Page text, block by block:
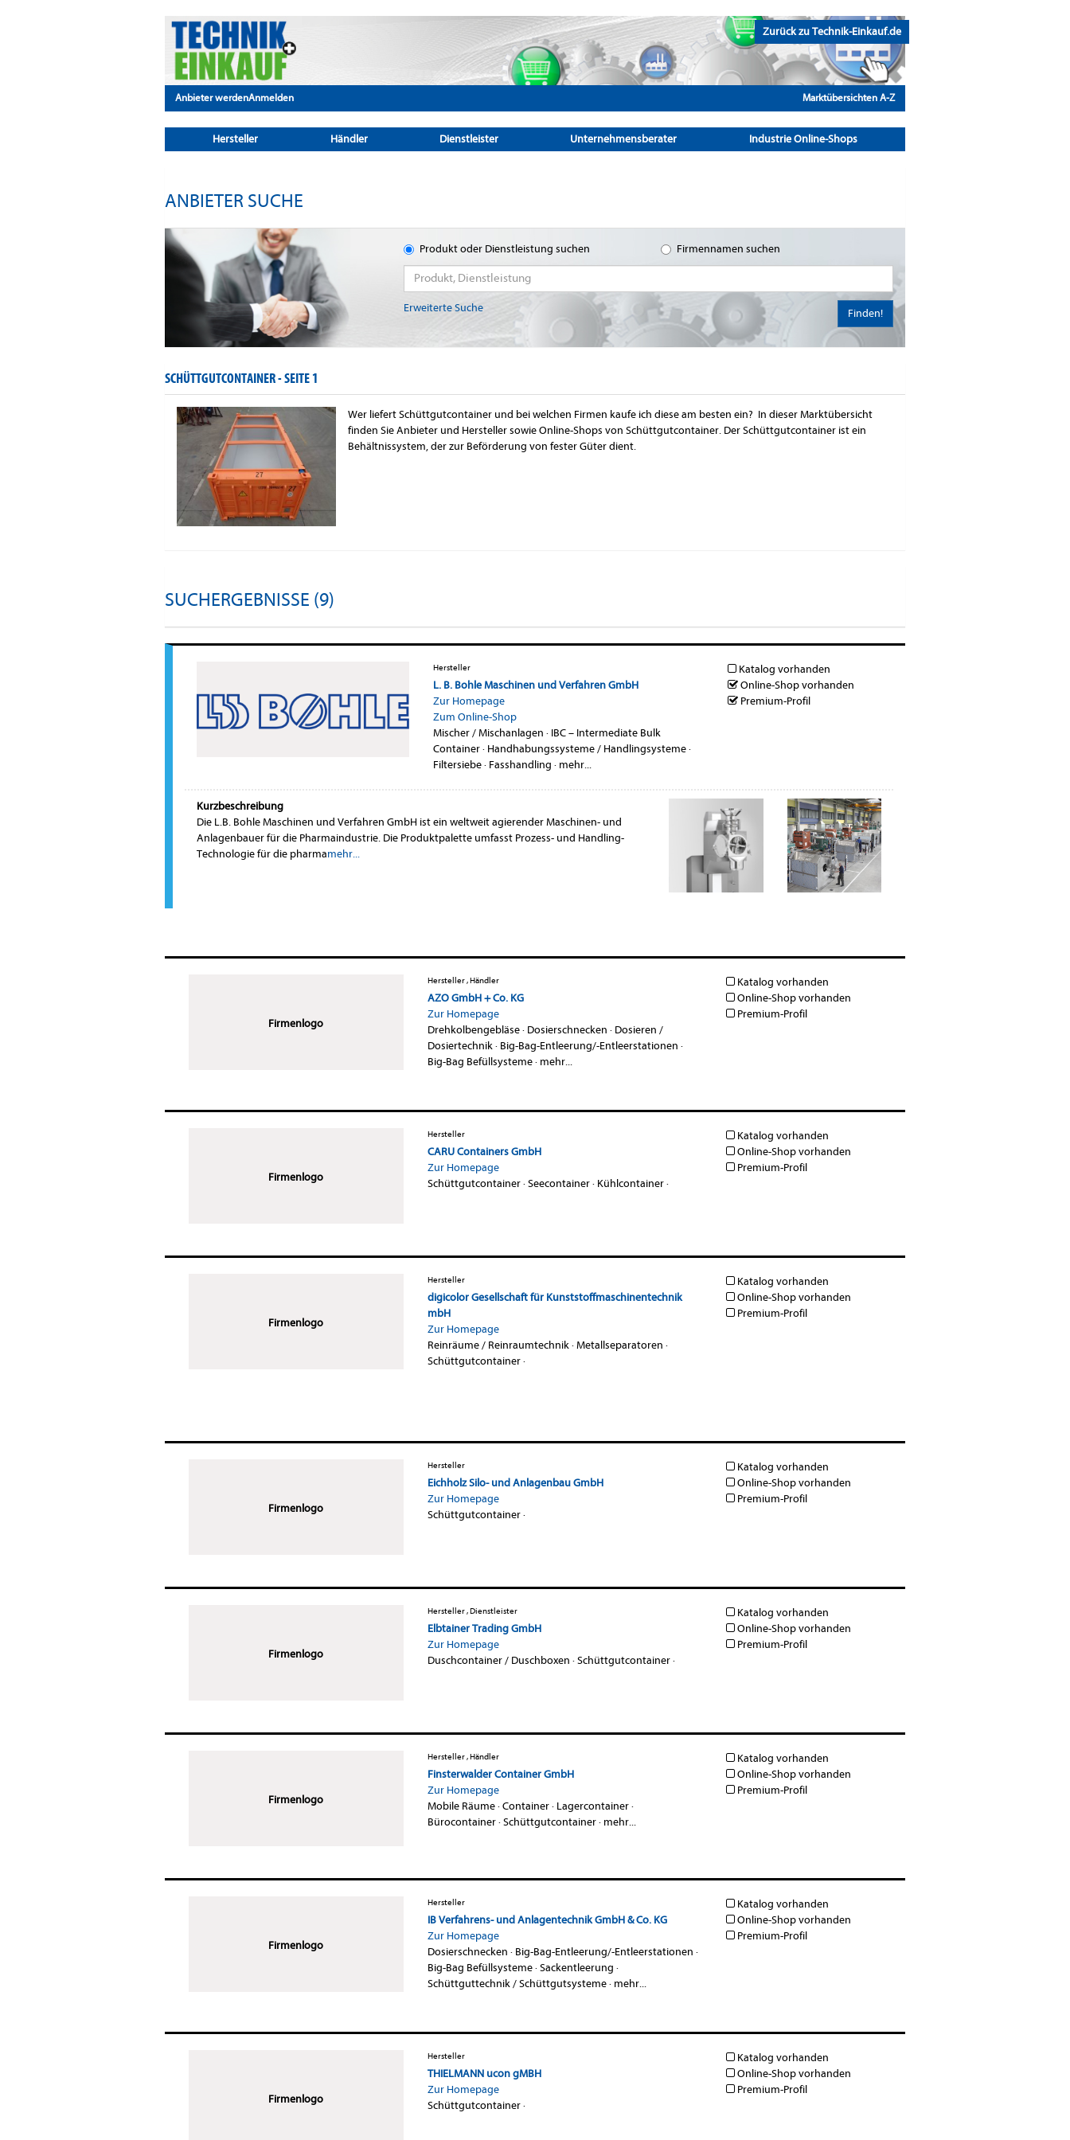
Zurück zu Technik-Einkauf.de
Anbieter werdenAnmelden Marktübersichten A-Z
Hersteller Händler Dienstleister Unternehmensberater Industrie Online-Shops
ANBIETER SUCHE
Produkt oder Dienstleistung suchen Firmennamen suchen
Erweiterte Suche Finden!
SCHÜTTGUTCONTAINER -SEITE 1
Wer liefert Schüttgutcontainer und bei welchen Firmen kaufe ich diese am besten ein? In dieser Marktübersicht
finden Sie Anbieter und Hersteller sowie Online-Shops von Schüttgutcontainer. Der Schüttgutcontainer ist ein
Behältnissystem, der zur Beförderung von fester Güter dient.
SUCHERGEBNISSE (9)
Hersteller
L. B. Bohle Maschinen und Verfahren GmbH
Zur Homepage
Zum Online-Shop
Mischer / Mischanlagen · IBC – Intermediate Bulk
Container· Handhabungssysteme / Handlingsysteme·
Filtersiebe· Fasshandling · mehr...
Katalog vorhanden
Online-Shop vorhanden
Premium-Profil
Kurzbeschreibung
Die L.B. Bohle Maschinen und Verfahren GmbH ist ein weltweit agierender Maschinen- und
Anlagenbauer für die Pharmaindustrie. Die Produktpalette umfasst Prozess- und Handling-
Technologie für die pharmamehr...
Firmenlogo
Hersteller , Händler
AZO GmbH + Co. KG
Zur Homepage
Drehkolbengebläse· Dosierschnecken · Dosieren /
Dosiertechnik· Big-Bag-Entleerung/-Entleerstationen ·
Big-Bag Befüllsysteme· mehr...
Katalog vorhanden
Online-Shop vorhanden
Premium-Profil
Firmenlogo
Hersteller
CARU Containers GmbH
Zur Homepage
Schüttgutcontainer·Seecontainer· Kühlcontainer·
Katalog vorhanden
Online-Shop vorhanden
Premium-Profil
Firmenlogo
Hersteller
digicolor Gesellschaft für Kunststoffmaschinentechnik
mbH
Zur Homepage
Reinräume / Reinraumtechnik·Metallseparatoren ·
Schüttgutcontainer·
Katalog vorhanden
Online-Shop vorhanden
Premium-Profil
Firmenlogo
Hersteller
Eichholz Silo- und Anlagenbau GmbH
Zur Homepage
Schüttgutcontainer·
Katalog vorhanden
Online-Shop vorhanden
Premium-Profil
Firmenlogo
Hersteller , Dienstleister
Elbtainer Trading GmbH
Zur Homepage
Duschcontainer / Duschboxen ·Schüttgutcontainer·
Katalog vorhanden
Online-Shop vorhanden
Premium-Profil
Firmenlogo
Hersteller , Händler
Finsterwalder Container GmbH
Zur Homepage
Mobile Räume·Container· Lagercontainer·
Bürocontainer·Schüttgutcontainer· mehr...
Katalog vorhanden
Online-Shop vorhanden
Premium-Profil
Firmenlogo
Hersteller
IB Verfahrens- und Anlagentechnik GmbH & Co. KG
Zur Homepage
Dosierschnecken · Big-Bag-Entleerung/-Entleerstationen ·
Big-Bag Befüllsysteme·Sackentleerung ·
Schüttguttechnik / Schüttgutsysteme· mehr...
Katalog vorhanden
Online-Shop vorhanden
Premium-Profil
Firmenlogo
Hersteller
THIELMANN ucon gMBH
Zur Homepage
Schüttgutcontainer·
Katalog vorhanden
Online-Shop vorhanden
Premium-Profil